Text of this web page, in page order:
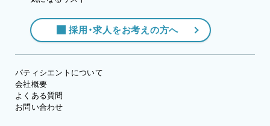
採用・求人をお考えの方へ
パティシエントについて
会社概要
よくある質問
お問い合わせ